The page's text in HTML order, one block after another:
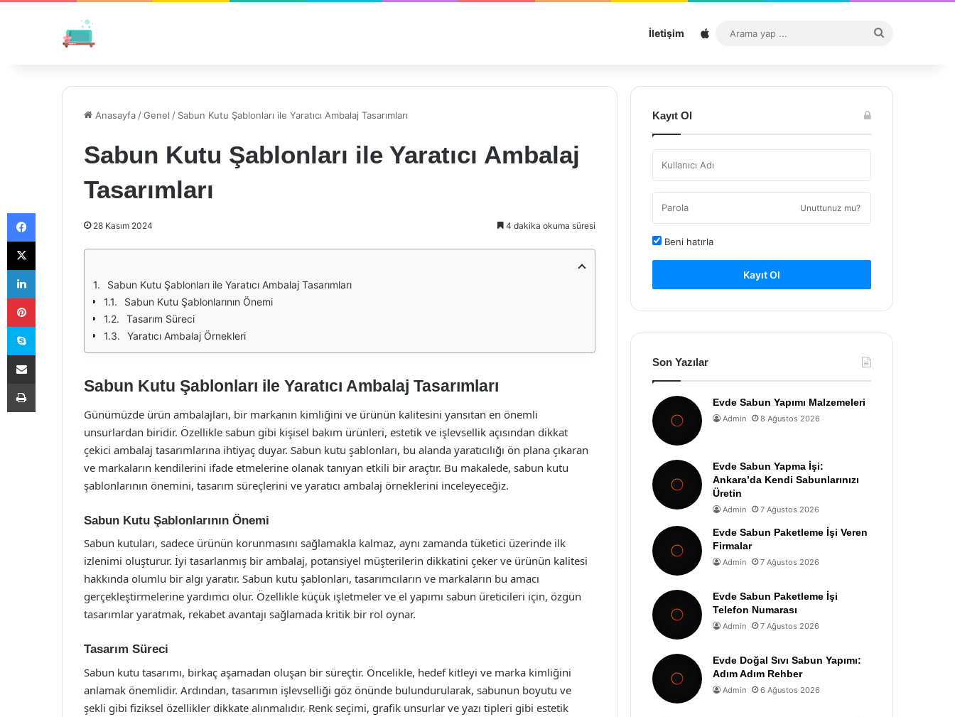
İletişim Sitemap
...
Anasayfa /Genel / Sabun Kutu Şablonları ile Yaratıcı Ambalaj Tasarımları
Sabun Kutu Şablonları ile Yaratıcı Ambalaj
Tasarımları
28 Kasım 2024 4 dakika okuma süresi
Sabun Kutu Şablonları ile Yaratıcı Ambalaj Tasarımları
Sabun Kutu Şablonlarının Önemi
Tasarım Süreci
Yaratıcı Ambalaj Örnekleri
Sabun Kutu Şablonları ile Yaratıcı Ambalaj Tasarımları
Günümüzde ürün ambalajları, bir markanın kimliğini ve ürünün kalitesini yansıtan en önemli
unsurlardan biridir. Özellikle sabun gibi kişisel bakım ürünleri, estetik ve işlevsellik açısından dikkat
çekici ambalaj tasarımlarına ihtiyaç duyar. Sabun kutu şablonları, bu alanda yaratıcılığı ön plana çıkaran
ve markaların kendilerini ifade etmelerine olanak tanıyan etkili bir araçtır. Bu makalede, sabun kutu
şablonlarının önemini, tasarım süreçlerini ve yaratıcı ambalaj örneklerini inceleyeceğiz.
Sabun Kutu Şablonlarının Önemi
Sabun kutuları, sadece ürünün korunmasını sağlamakla kalmaz, aynı zamanda tüketici üzerinde ilk
izlenimi oluşturur. İyi tasarlanmış bir ambalaj, potansiyel müşterilerin dikkatini çeker ve ürünün kalitesi
hakkında olumlu bir algı yaratır. Sabun kutu şablonları, tasarımcıların ve markaların bu amacı
gerçekleştirmelerine yardımcı olur. Özellikle küçük işletmeler ve el yapımı sabun üreticileri için, özgün
tasarımlar yaratmak, rekabet avantajı sağlamada kritik bir rol oynar.
Tasarım Süreci
Sabun kutu tasarımı, birkaç aşamadan oluşan bir süreçtir. Öncelikle, hedef kitleyi ve marka kimliğini
anlamak önemlidir. Ardından, tasarımın işlevselliği göz önünde bulundurularak, sabunun boyutu ve
şekli gibi fiziksel özellikler dikkate alınmalıdır. Renk seçimi, grafik unsurlar ve yazı tipleri gibi estetik
Kayıt Ol
Unuttunuz mu?
Beni hatırla
Kayıt Ol
Son Yazılar
Evde Sabun Yapımı Malzemeleri
Admin 8 Ağustos 2026
Evde Sabun Yapma İşi:
Ankara’da Kendi Sabunlarınızı
Üretin
Admin 7 Ağustos 2026
Evde Sabun Paketleme İşi Veren
Firmalar
Admin 7 Ağustos 2026
Evde Sabun Paketleme İşi
Telefon Numarası
Admin 7 Ağustos 2026
Evde Doğal Sıvı Sabun Yapımı:
Adım Adım Rehber
Admin 6 Ağustos 2026
Facebook
X
LinkedIn
Pinterest
Skype
E-Posta ile paylaş